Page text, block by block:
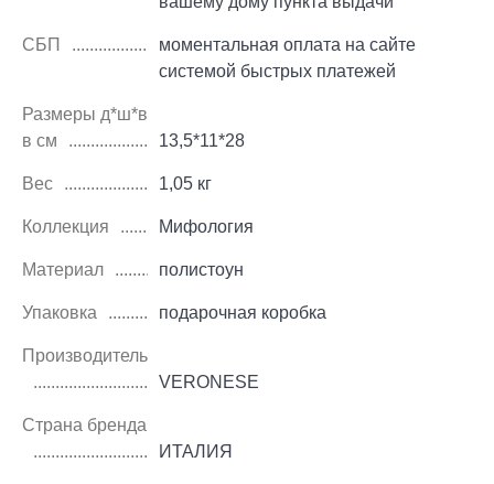
СБП
моментальная оплата на сайте
системой быстрых платежей
Размеры д*ш*в
в см
13,5*11*28
Вес 1,05 кг
Коллекция Мифология
Материал полистоун
Упаковка подарочная коробка
Производитель
VERONESE
Страна бренда
ИТАЛИЯ